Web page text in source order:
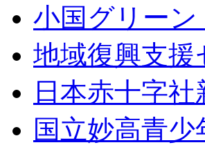
小国グリー
地域復興支
日本赤十字
国立妙高青